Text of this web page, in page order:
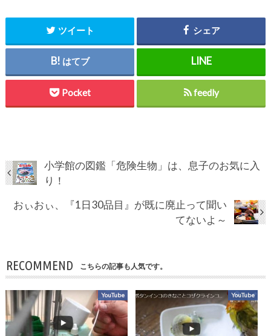
ツイート シェア
はてブ
Pocket feedly
小学館の図鑑「危険生物」は、息子のお気に入
り！
おぃおぃ、『1日30品目』が既に廃止って聞い
てないよ～
RECOMMEND こちらの記事も人気です。
YouTube YouTube